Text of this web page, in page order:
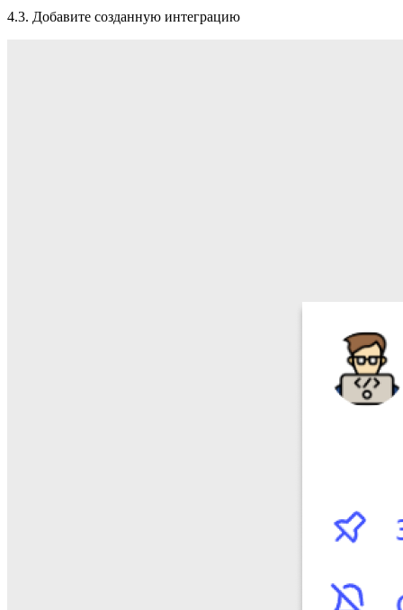
4.3. Добавите созданную интеграцию